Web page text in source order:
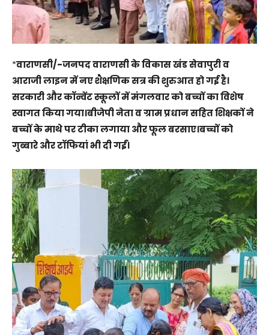
*वाराणसी/-जनपद वाराणसी के विकास खंड सेवापुरी व
आराजी लाइन में नए शैक्षणिक सत्र की शुरुआत हो गई है।
सरकारी और कॉन्वेंट स्कूलों में मंगलवार को बच्चों का विशेष
स्वागत किया गया।बीजेपी नेता व ग्राम प्रधान सहित शिक्षकों ने
बच्चों के माथे पर टीका लगाया और फूल बरसाए।बच्चों को
गुब्बारे और टॉफियां भी दी गईं।